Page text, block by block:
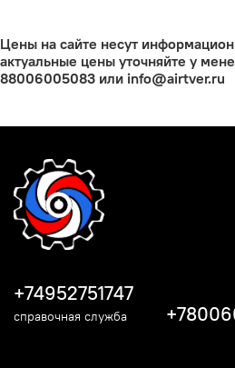
Цены на сайте несут
актуальные цены уточняйте у
88006005083 или info@airtver.ru
+74952751747
справочная служба